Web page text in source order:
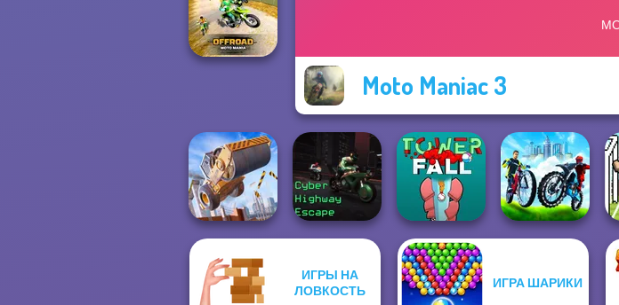
Moto Maniac 3
Hill Climbing
Mania
Mania
Construction
Ramp Jumping
Cyber Highway
Escape
Tower Fall
City Bike Racing
ИГРЫ НА
ЛОВКОСТЬ
ИГРА ШАРИКИ